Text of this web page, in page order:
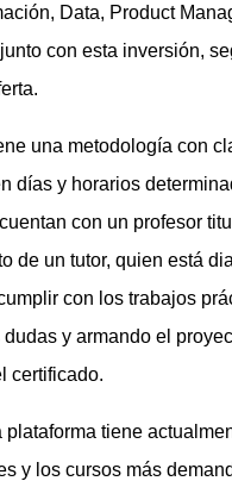
Data, Product
con esta inversión,
una metodología con
días y horarios
con un profesor
de un tutor, quien está
con los trabajos
y armando el
certificado.
plataforma tiene
y los cursos más